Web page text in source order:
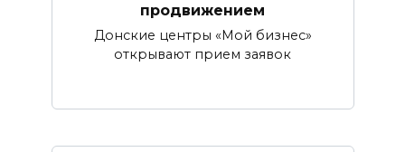
продвижением
Донские центры «Мой бизнес»
открывают прием заявок